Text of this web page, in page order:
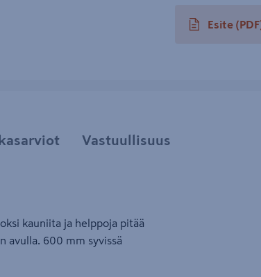
Esite
avautuu
Vastuullisuus
kauniita ja helppoja pitää
avulla. 600 mm syvissä